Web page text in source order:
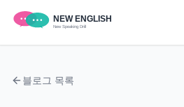
블로그 목록